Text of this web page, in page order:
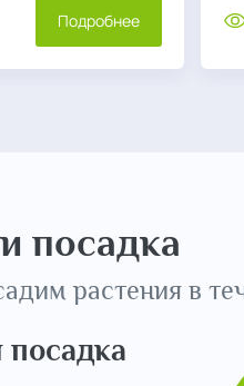
Подробнее
посадка
растения в
посадка